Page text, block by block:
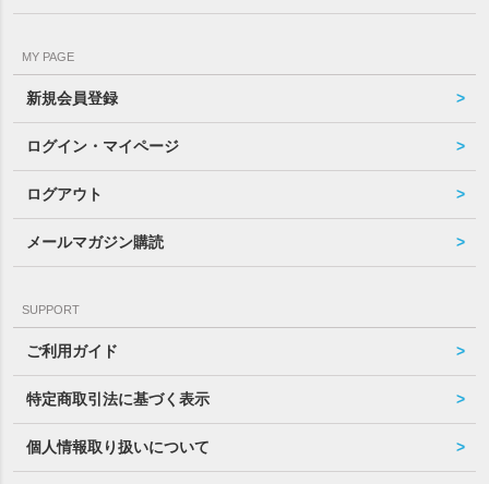
MY PAGE
新規会員登録
ログイン・マイページ
ログアウト
メールマガジン購読
SUPPORT
ご利用ガイド
特定商取引法に基づく表示
個人情報取り扱いについて